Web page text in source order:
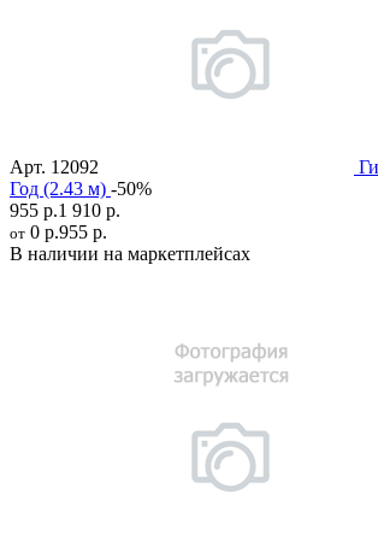
Арт. 12092
Год (2.43 м) -50%
955 р.1 910 р.
от 0 р.955 р.
В наличии на маркетплейсах